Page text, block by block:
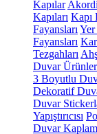
Kapılar
Kapıları Kapı
Fayansları Yer
Fayansları
Tezgahları
Duvar
3 Boyutlu
Dekoratif
Duvar
Yapıştırıcısı
Duvar